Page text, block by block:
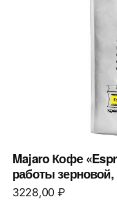
Majaro Кофе
работы зерновой,
3228,00 ₽